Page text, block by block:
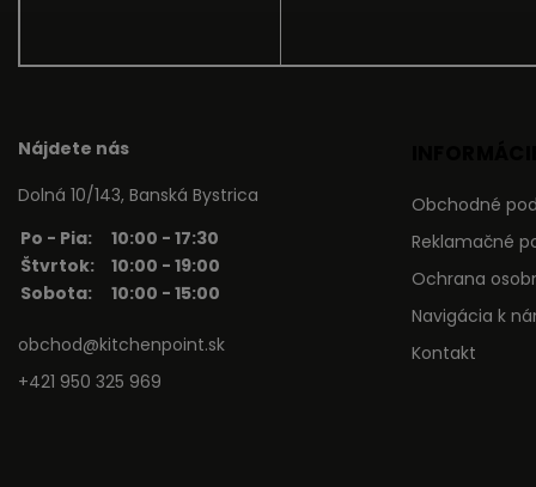
Nájdete nás
Dolná 10/143, Banská Bystrica
Po - Pia:
10:00 - 17:30
Štvrtok:
10:00 - 19:00
Sobota:
10:00 - 15:00
obchod@kitchenpoint.sk
+421 950 325 969
Obchodné
Reklamačné
Ochrana
Navigácia k
Kontakt